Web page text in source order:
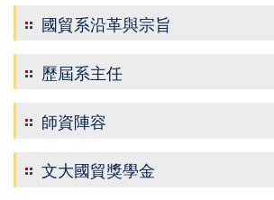
國貿系沿革與宗旨
歷屆系主任
師資陣容
文大國貿獎學金